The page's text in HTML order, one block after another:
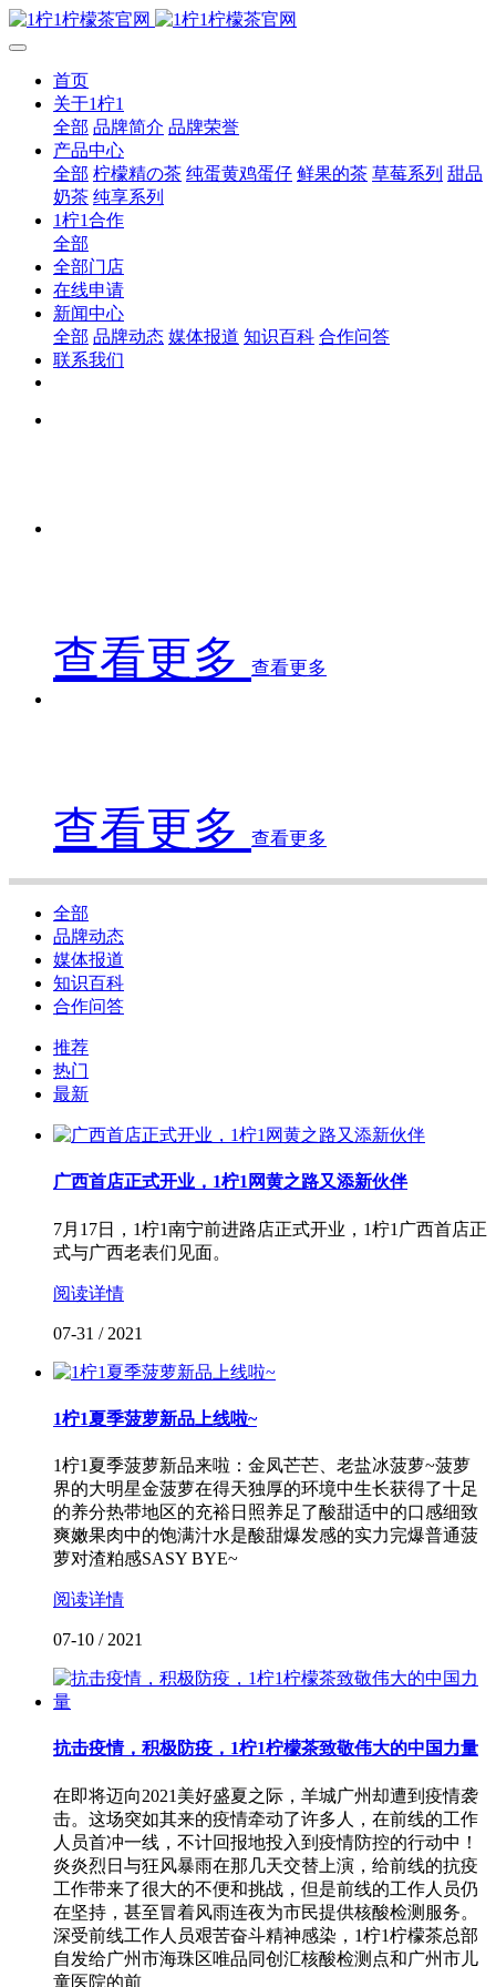
首页
关于1柠1
全部 品牌简介 品牌荣誉
产品中心
全部 柠檬精の茶 纯蛋黄鸡蛋仔 鲜果的茶 草莓系列 甜品
奶茶 纯享系列
1柠1合作
全部
全部门店
在线申请
新闻中心
全部 品牌动态 媒体报道 知识百科 合作问答
联系我们
查看更多 查看更多
查看更多 查看更多
全部
品牌动态
媒体报道
知识百科
合作问答
推荐
热门
最新
广西首店正式开业，1柠1网黄之路又添新伙伴
7月17日，1柠1南宁前进路店正式开业，1柠1广西首店正
式与广西老表们见面。
阅读详情
07-31 / 2021
1柠1夏季菠萝新品上线啦~
1柠1夏季菠萝新品来啦：金凤芒芒、老盐冰菠萝~菠萝
界的大明星金菠萝在得天独厚的环境中生长获得了十足
的养分热带地区的充裕日照养足了酸甜适中的口感细致
爽嫩果肉中的饱满汁水是酸甜爆发感的实力完爆普通菠
萝对渣粕感SASY BYE~
阅读详情
07-10 / 2021
抗击疫情，积极防疫，1柠1柠檬茶致敬伟大的中国力量
在即将迈向2021美好盛夏之际，羊城广州却遭到疫情袭
击。这场突如其来的疫情牵动了许多人，在前线的工作
人员首冲一线，不计回报地投入到疫情防控的行动中！
炎炎烈日与狂风暴雨在那几天交替上演，给前线的抗疫
工作带来了很大的不便和挑战，但是前线的工作人员仍
在坚持，甚至冒着风雨连夜为市民提供核酸检测服务。
深受前线工作人员艰苦奋斗精神感染，1柠1柠檬茶总部
自发给广州市海珠区唯品同创汇核酸检测点和广州市儿
童医院的前